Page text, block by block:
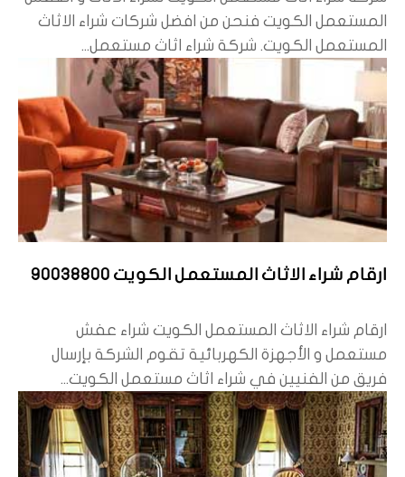
المستعمل الكويت فنحن من افضل شركات شراء الاثاث
المستعمل الكويت. شركة شراء اثاث مستعمل...
ارقام شراء الاثاث المستعمل الكويت 90038800
ارقام شراء الاثاث المستعمل الكويت شراء عفش
مستعمل و الأجهزة الكهربائية تقوم الشركة بإرسال
فريق من الفنيين في شراء اثاث مستعمل الكويت...